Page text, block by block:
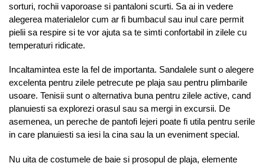
sorturi, rochii vaporoase si pantaloni scurti. Sa ai in vedere
alegerea materialelor cum ar fi bumbacul sau inul care permit
pielii sa respire si te vor ajuta sa te simti confortabil in zilele cu
temperaturi ridicate.
Incaltamintea este la fel de importanta. Sandalele sunt o alegere
excelenta pentru zilele petrecute pe plaja sau pentru plimbarile
usoare. Tenisii sunt o alternativa buna pentru zilele active, cand
planuiesti sa explorezi orasul sau sa mergi in excursii. De
asemenea, un pereche de pantofi lejeri poate fi utila pentru serile
in care planuiesti sa iesi la cina sau la un eveniment special.
Nu uita de costumele de baie si prosopul de plaja, elemente